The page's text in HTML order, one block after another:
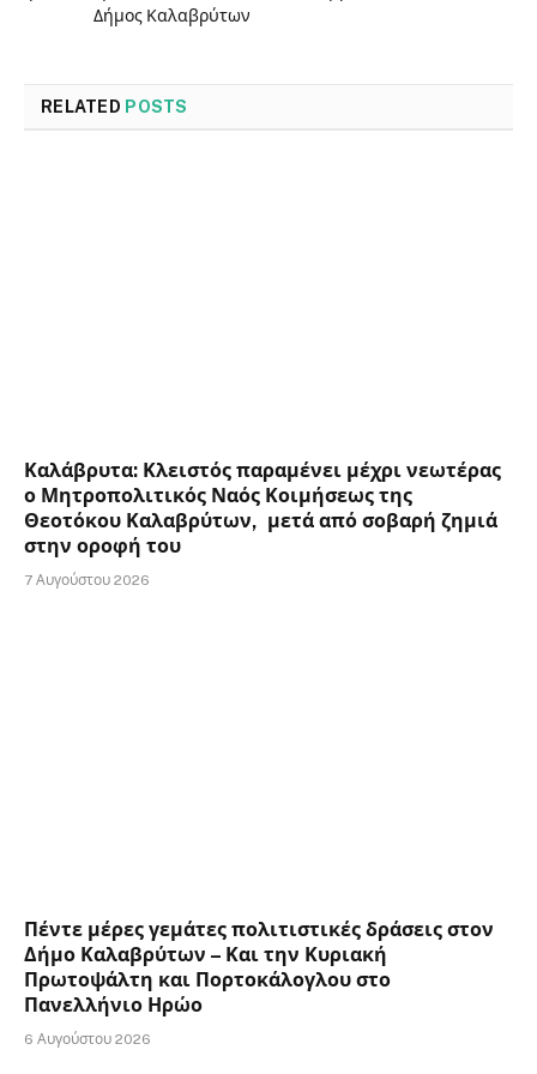
Δήμος Καλαβρύτων
RELATED POSTS
Καλάβρυτα: Κλειστός παραμένει μέχρι νεωτέρας
ο Μητροπολιτικός Ναός Κοιμήσεως της
Θεοτόκου Καλαβρύτων, μετά από σοβαρή ζημιά
στην οροφή του
7 Αυγούστου 2026
Πέντε μέρες γεμάτες πολιτιστικές δράσεις στον
Δήμο Καλαβρύτων – Και την Κυριακή
Πρωτοψάλτη και Πορτοκάλογλου στο
Πανελλήνιο Ηρώο
6 Αυγούστου 2026